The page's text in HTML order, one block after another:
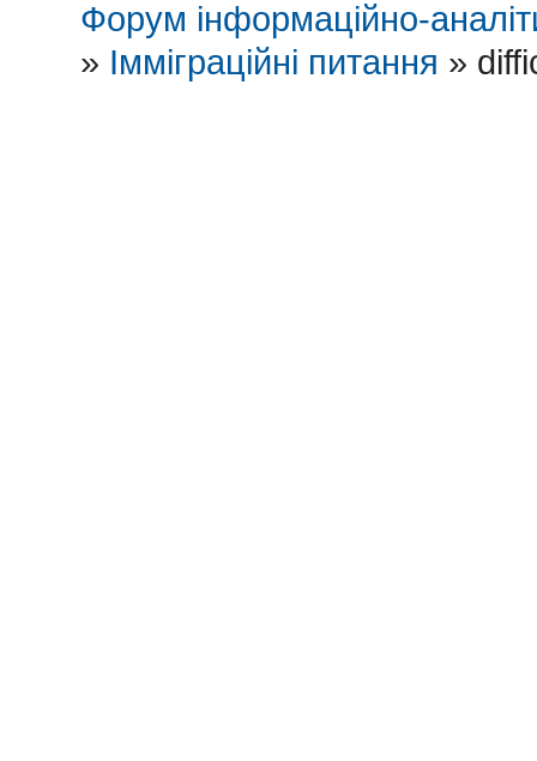
Форум інформаційно-
» Імміграційні питання »